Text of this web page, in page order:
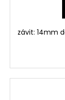
závit: 14mm